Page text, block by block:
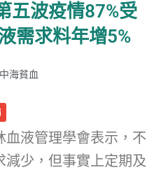
五波疫情87%受
需求料年增5%
海貧血
血液管理學會表示，不
減少，但事實上定期及